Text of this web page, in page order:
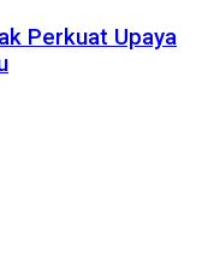
Perkuat Upaya